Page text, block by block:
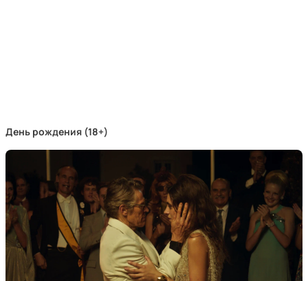
День рождения (18+)